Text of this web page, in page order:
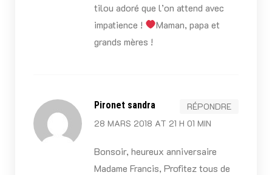
tilou adoré que l’on attend avec
impatience !
Maman, papa et
grands mères !
Pironet sandra
28 MARS 2018 AT 21 H 01 MIN
RÉPONDRE
Bonsoir, heureux anniversaire
Madame Francis, Profitez tous de